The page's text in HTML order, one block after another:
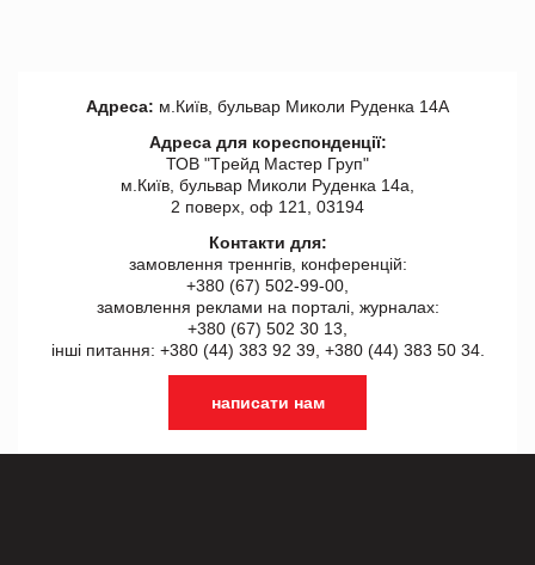
Адреса: м.Київ, бульвар Миколи Руденка 14А
Адреса для кореспонденції:
ТОВ "Tрейд Мастер Груп"
м.Київ, бульвар Миколи Руденка 14а,
2 поверх, оф 121, 03194
Контакти для:
замовлення треннгів, конференцій:
+380 (67) 502-99-00,
замовлення реклами на порталі, журналах:
+380 (67) 502 30 13,
інші питання: +380 (44) 383 92 39, +380 (44) 383 50 34.
написати нам